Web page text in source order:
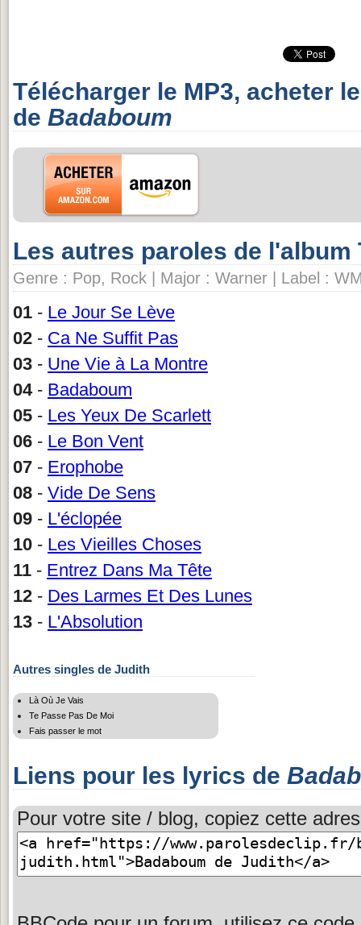
Télécharger le MP3, acheter
de Badaboum
Les autres paroles de l'album
Genre : Pop, Rock | Major : Warner | Label :
01 - Le Jour Se Lève
02 - Ca Ne Suffit Pas
03 - Une Vie à La Montre
04- Badaboum
05 - Les Yeux De Scarlett
06 - Le Bon Vent
07 - Erophobe
08 - Vide De Sens
09 - L'éclopée
10 - Les Vieilles Choses
11 - Entrez Dans Ma Tête
12 - Des Larmes Et Des Lunes
13 - L'Absolution
Autres singles de Judith
Là Où Je Vais
Te Passe Pas De Moi
Fais passer le mot
Liens pour les lyrics de
Pour votre site / blog, copiez cette